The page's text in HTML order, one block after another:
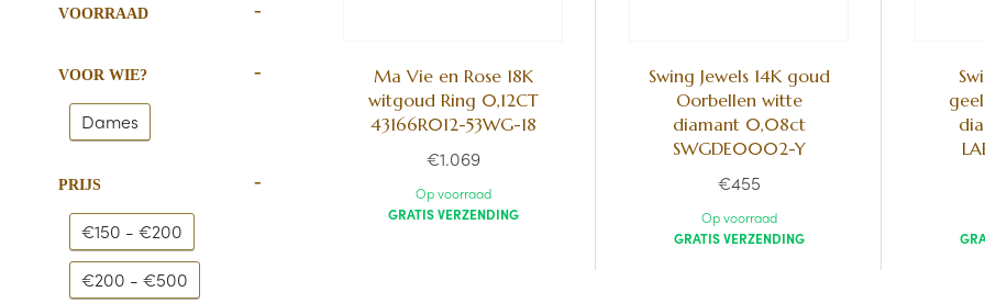
VOORRAAD
VOOR WIE?
Dames
PRIJS
€150 - €200
€200 - €500
Ma Vie en Rose 18K
witgoud Ring 0,12CT
43166R012-53WG-18
€1.069
Op voorraad
GRATIS VERZENDING
Swing Jewels 14K goud
Oorbellen witte
diamant 0,08ct
SWGDE0002-Y
€455
Op voorraad
GRATIS VERZENDING